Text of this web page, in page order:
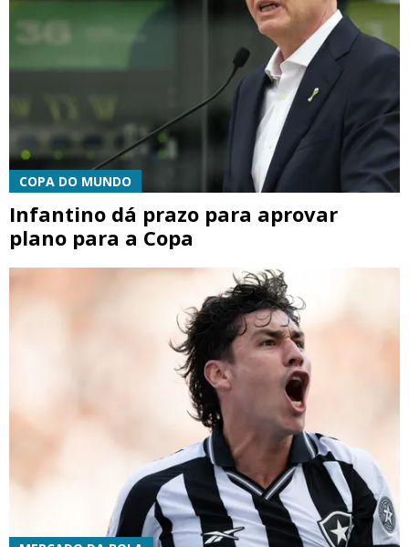
COPA DO MUNDO
Infantino dá prazo para aprovar
plano para a Copa